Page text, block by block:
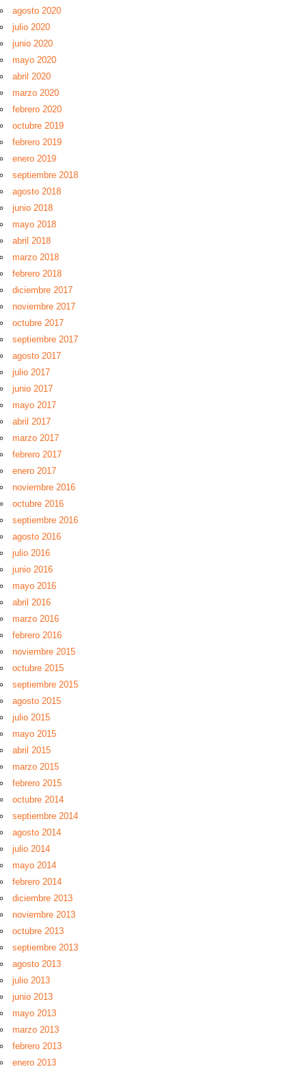
agosto 2020
julio 2020
junio 2020
mayo 2020
abril 2020
marzo 2020
febrero 2020
octubre 2019
febrero 2019
enero 2019
septiembre 2018
agosto 2018
junio 2018
mayo 2018
abril 2018
marzo 2018
febrero 2018
diciembre 2017
noviembre 2017
octubre 2017
septiembre 2017
agosto 2017
julio 2017
junio 2017
mayo 2017
abril 2017
marzo 2017
febrero 2017
enero 2017
noviembre 2016
octubre 2016
septiembre 2016
agosto 2016
julio 2016
junio 2016
mayo 2016
abril 2016
marzo 2016
febrero 2016
noviembre 2015
octubre 2015
septiembre 2015
agosto 2015
julio 2015
mayo 2015
abril 2015
marzo 2015
febrero 2015
octubre 2014
septiembre 2014
agosto 2014
julio 2014
mayo 2014
febrero 2014
diciembre 2013
noviembre 2013
octubre 2013
septiembre 2013
agosto 2013
julio 2013
junio 2013
mayo 2013
marzo 2013
febrero 2013
enero 2013